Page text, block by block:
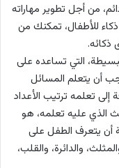
من أجل تطوير مهاراته
للأطفال، تمكنك من
ذكائه.
التي تساعده على
أن يتعلم المسائل
تعلمه ترتيب الأعداد
الذي عليه تعلمه، هو
أن يتعرف الطفل على
والدائرة، والقلب،